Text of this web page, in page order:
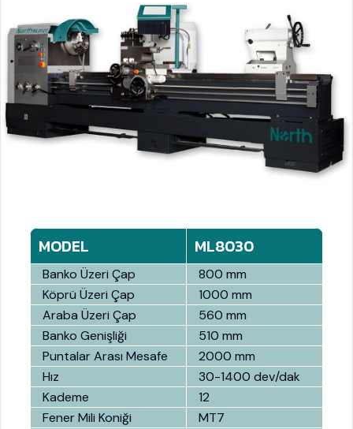
MODEL ML8030
Banko Üzeri Çap
800 mm
Köprü Üzeri Çap
1000 mm
Araba Üzeri Çap
560 mm
Banko Genişliği
510 mm
Puntalar Arası Mesafe
2000 mm
Hız
30-1400 dev/dak
Kademe
12
Fener Mili Koniği
MT7